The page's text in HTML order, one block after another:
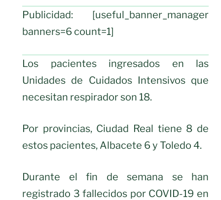
Publicidad: [useful_banner_manager
banners=6 count=1]
Los pacientes ingresados en las
Unidades de Cuidados Intensivos que
necesitan respirador son 18.
Por provincias, Ciudad Real tiene 8 de
estos pacientes, Albacete 6 y Toledo 4.
Durante el fin de semana se han
registrado 3 fallecidos por COVID-19 en